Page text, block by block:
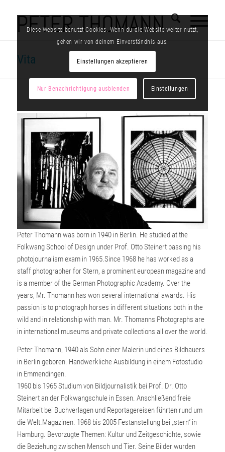
Vita
Peter Thomann was born in 1940 in Berlin. He studied at the
Folkwang School of Design under Prof. Otto Steinert passing his
photojournalism exam in 1965.Since 1968 he has worked as a
staff photographer for Stern, a prominent european magazine and
is a member of the German Photographic Academy. Over the
years, Mr. Thomann has won several international awards. His
passion is to photograph horses in different situations both in the
wild and in relationship with man. Mr. Thomanns Photographs are
in international museums and private collections all over the world.
Peter Thomann, 1940 als Sohn einer Malerin und eines Bildhauers
in Berlin geboren. Handwerkliche Ausbildung in einem Fotostudio
in Emmendingen.
1960 bis 1965 Studium von Bildjournalistik bei Prof. Dr. Otto
Steinert an der Folkwangschule in Essen. Anschließend freie
Mitarbeit bei Buchverlagen und Reportagereisen führten rund um
die Welt.Magazinen. 1968 bis 2005 Festanstellung bei „stern“ in
Hamburg. Bevorzugte Themen: Kultur und Zeitgeschichte, sowie
die Beziehung zwischen Mensch und Tier. Seine Bilder wurden
Diese Website benutzt Cookies. Wenn du die Website weiter nutzt,
gehen wir von deinem Einverständnis aus.
Einstellungen akzeptieren
Nur Benachrichtigung ausblenden Einstellungen